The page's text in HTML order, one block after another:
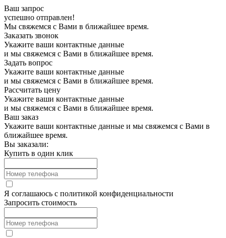
Ваш запрос
успешно отправлен!
Мы свяжемся с Вами в ближайшее время.
Заказать звонок
Укажите ваши контактные данные
и мы свяжемся с Вами в ближайшее время.
Задать вопрос
Укажите ваши контактные данные
и мы свяжемся с Вами в ближайшее время.
Рассчитать цену
Укажите ваши контактные данные
и мы свяжемся с Вами в ближайшее время.
Ваш заказ
Укажите ваши контактные данные и мы свяжемся с Вами в
ближайшее время.
Вы заказали:
Купить в один клик
Я соглашаюсь с политикой конфиденциальности
Запросить стоимость